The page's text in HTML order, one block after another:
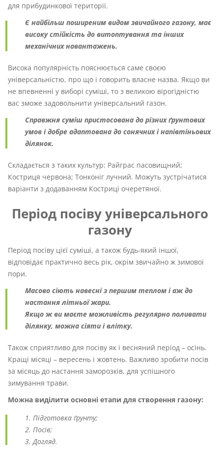
для прибудинкової території.
Є найбільш поширеним видом звичайного газону, має
високу стійкість до витоптування та інших
механічних навантажень.
Висока популярність пояснюється саме своєю
універсальністю, про що і говорить власне назва. Якщо ви
не впевненні у виборі суміші, то з великою вірогідністю
вас зможе задовольнити універсальний газон.
Справжня суміш пристосована до різних ґрунтових
умов і добре адаптована до сонячних і напівтіньових
ділянок.
Складається з таких культур: Райграс пасовищний;
Костриця червона; Тонконіг лучний. Можуть зустрічатися
варіанти з додаванням Костриці очеретяної.
Період посіву універсального
газону
Період посіву цієї суміші, а також будь-який іншої,
відповідає практично весь рік, окрім звичайно ж зимової
пори.
Масово сіють навесні з першим теплом і аж до
настання літньої жари.
Якщо ж ви маєте можливість регулярно поливати
ділянку, можна сіяти і влітку.
Також сприятливо для посіву як і весняний період – осінь.
Кращі місяці – вересень і жовтень. Важливо зробити посів
за місяць до настання заморозків, для успішного
зимування трави.
Можна виділити основні етапи для створення газону:
Підготовка ґрунту;
Посів;
Догляд.